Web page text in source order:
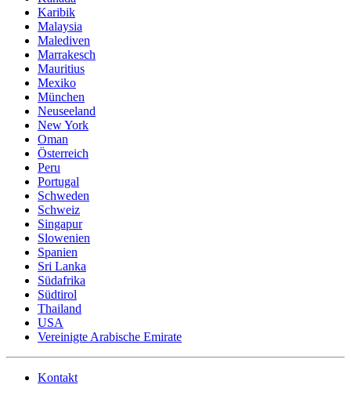
Karibik
Malaysia
Malediven
Marrakesch
Mauritius
Mexiko
München
Neuseeland
New York
Oman
Österreich
Peru
Portugal
Schweden
Schweiz
Singapur
Slowenien
Spanien
Sri Lanka
Südafrika
Südtirol
Thailand
USA
Vereinigte Arabische Emirate
Kontakt